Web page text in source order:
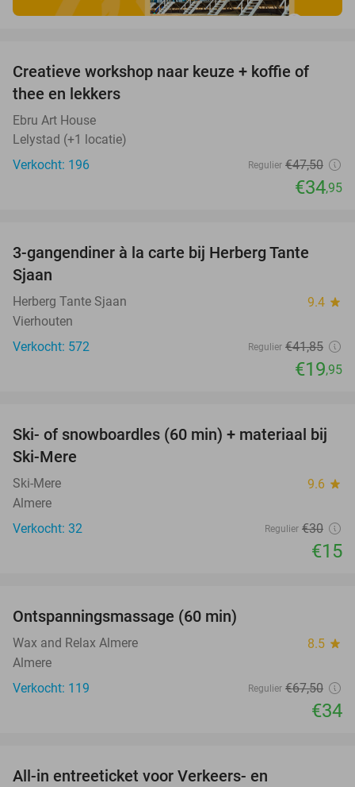
26%
Creatieve workshop naar keuze + koffie of
thee en lekkers
Ebru Art House
Lelystad (+1 locatie)
Verkocht: 196
Regulier €47,50
€34,95
52%
3-gangendiner à la carte bij Herberg Tante
Sjaan
Herberg Tante Sjaan 9.4 star
Vierhouten
Verkocht: 572
Regulier €41,85
€19,95
50%
Ski- of snowboardles (60 min) + materiaal bij
Ski-Mere
Ski-Mere 9.6 star
Almere
Verkocht: 32
Regulier €30
€15
Ontspanningsmassage (60 min)
Wax and Relax Almere 8.5 star
Almere
Verkocht: 119
Regulier €67,50
€34
All-in entreeticket voor Verkeers- en